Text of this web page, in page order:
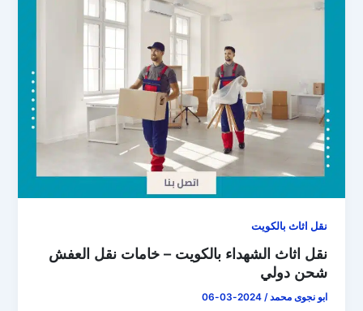
نقل اثاث بالكويت
نقل اثاث الشهداء بالكويت – خامات نقل العفش
شحن دولي
ابو نجوى محمد/
2024-03-06